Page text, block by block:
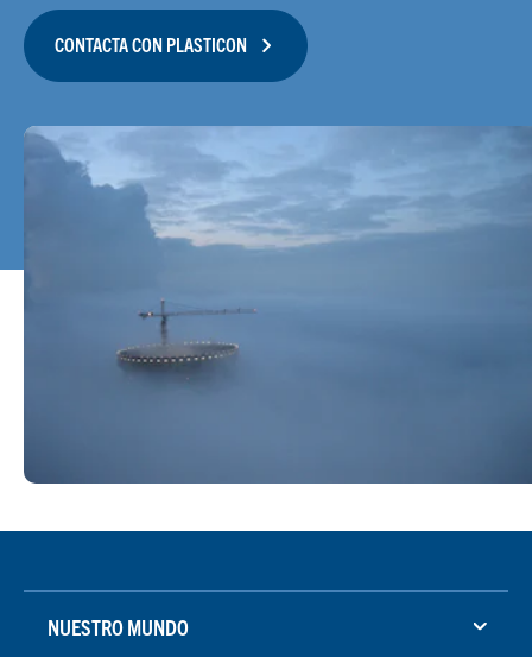
CONTACTA CON PLASTICON
NUESTRO MUNDO